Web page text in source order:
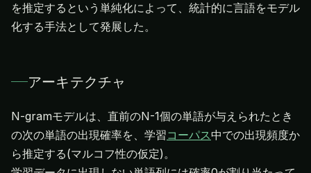
を推定するという単純化によって、統計的に言語をモデル
化する手法として発展した。
アーキテクチャ
N-gramモデルは、直前のN-1個の単語が与えられたとき
の次の単語の出現確率を、学習コーパス中での出現頻度か
ら推定する(マルコフ性の仮定)。